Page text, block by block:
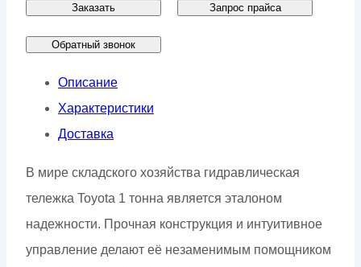
Заказать Запрос прайса
Обратный звонок
Описание
Характеристики
Доставка
В мире складского хозяйства гидравлическая
тележка Toyota 1 тонна является эталоном
надежности. Прочная конструкция и интуитивное
управление делают её незаменимым помощником